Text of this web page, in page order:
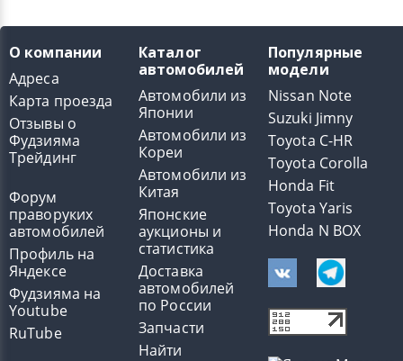
О компании
Адреса
Карта проезда
Отзывы о
Фудзияма
Трейдинг
Форум
праворуких
автомобилей
Профиль на
Яндексе
Фудзияма на
Youtube
RuTube
Каталог
автомобилей
Автомобили из
Японии
Автомобили из
Кореи
Автомобили из
Китая
Японские
аукционы и
статистика
Доставка
автомобилей
по России
Запчасти
Найти
Популярные
модели
Nissan Note
Suzuki Jimny
Toyota C-HR
Toyota Corolla
Honda Fit
Toyota Yaris
Honda N BOX